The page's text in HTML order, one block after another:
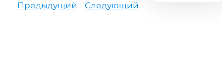
Предыдущий Следующий